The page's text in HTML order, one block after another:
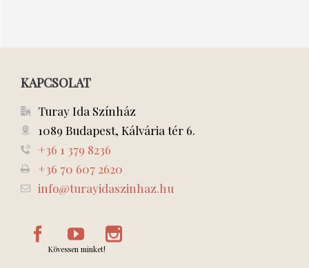
KAPCSOLAT
Turay Ida Színház
1089 Budapest, Kálvária tér 6.
+36 1 379 8236
+36 70 607 2620
info@turayidaszinhaz.hu
Kövessen minket!